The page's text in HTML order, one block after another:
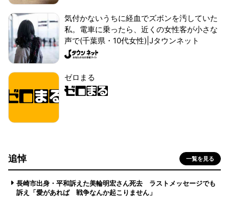
気付かないうちに経血でズボンを汚していた
私。電車に乗ったら、近くの女性客が小さな
声で(千葉県・10代女性)|Jタウンネット
ゼロまる
追悼 一覧を見る
長崎市出身・平和訴えた美輪明宏さん死去 ラストメッセージでも
訴え「愛があれば 戦争なんか起こりません」